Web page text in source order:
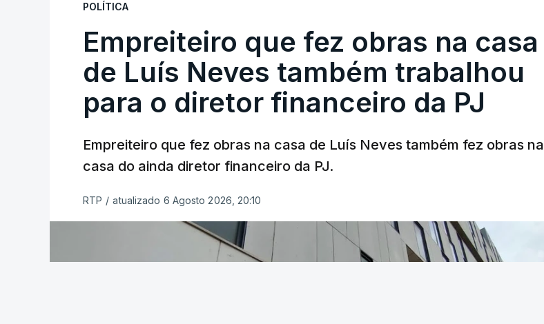
POLÍTICA
Empreiteiro que fez obras na casa
de Luís Neves também trabalhou
para o diretor financeiro da PJ
Empreiteiro que fez obras na casa de Luís Neves também fez obras na
casa do ainda diretor financeiro da PJ.
RTP / atualizado 6 Agosto 2026, 20:10